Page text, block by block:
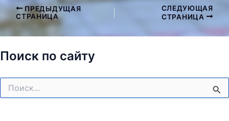
Навигация
по
записям
ПРЕДЫДУЩАЯ
СТРАНИЦА
СЛЕДУЮЩАЯ
СТРАНИЦА
Поиск по сайту